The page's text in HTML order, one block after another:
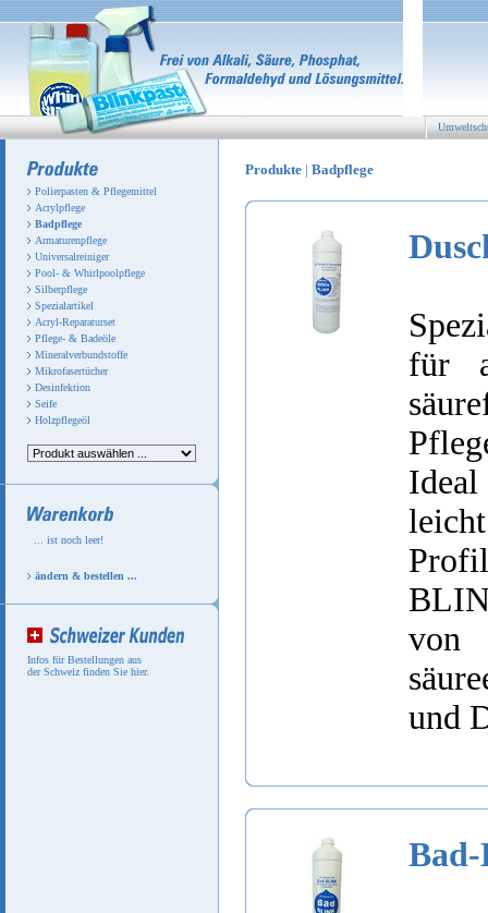
Polierpasten & Pflegemittel
Acrylpflege
Badpflege
Armaturenpflege
Universalreiniger
Pool- & Whirlpoolpflege
Silberpflege
Spezialartikel
Acryl-Reparaturset
Pflege- & Badeöle
Mineralverbundstoffe
Mikrofasertücher
Desinfektion
Seife
Holzpflegeöl
... ist noch leer!
ändern & bestellen ...
Infos für Bestellungen aus
der Schweiz finden Sie hier.
Produkte | Badpflege
für
und